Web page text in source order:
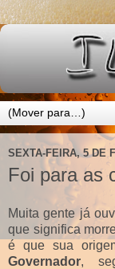
SEXTA-FEIRA, 5 DE
Foi para as
Muita gente já
que significa
é que sua
Governador,